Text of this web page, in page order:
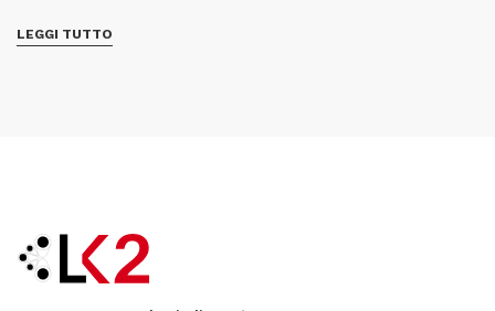
LEGGI TUTTO